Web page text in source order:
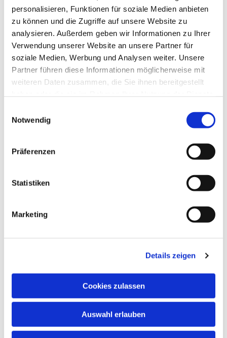
personalisieren, Funktionen für soziale Medien anbieten
zu können und die Zugriffe auf unsere Website zu
analysieren. Außerdem geben wir Informationen zu Ihrer
Verwendung unserer Website an unsere Partner für
soziale Medien, Werbung und Analysen weiter. Unsere
Partner führen diese Informationen möglicherweise mit
weiteren Daten zusammen, die Sie ihnen bereitgestellt
Notwendig
Präferenzen
Statistiken
Marketing
Details zeigen
Cookies zulassen
Auswahl erlauben